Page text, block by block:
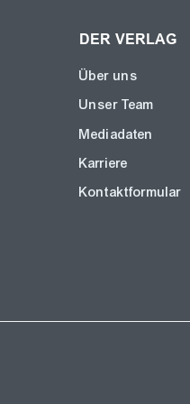
DER VERLAG
Über uns
Unser Team
Mediadaten
Karriere
Kontaktformular